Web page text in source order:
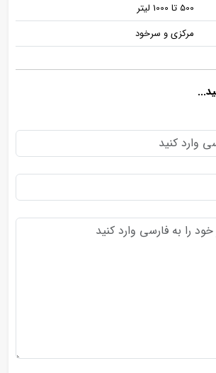
500 تا 1000 لیتر
مرکزی و سرخود